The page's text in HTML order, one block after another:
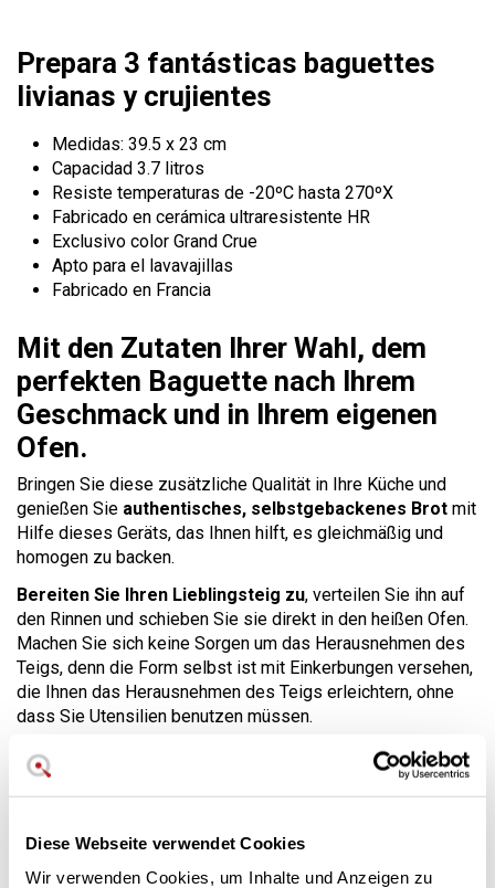
Diese Webseite verwendet Cookies
Wir verwenden Cookies, um Inhalte und Anzeigen zu
Prepara 3 fantásticas baguettes
livianas y crujientes
Medidas: 39.5 x 23 cm
Capacidad 3.7 litros
Resiste temperaturas de -20ºC hasta 270ºX
Fabricado en cerámica ultraresistente HR
Exclusivo color Grand Crue
Apto para el lavavajillas
Fabricado en Francia
Mit den Zutaten Ihrer Wahl, dem
perfekten Baguette nach Ihrem
Geschmack und in Ihrem eigenen
Ofen.
Bringen Sie diese zusätzliche Qualität in Ihre Küche und
genießen Sie authentisches, selbstgebackenes Brot mit
Hilfe dieses Geräts, das Ihnen hilft, es gleichmäßig und
homogen zu backen.
Bereiten Sie Ihren Lieblingsteig zu, verteilen Sie ihn auf
den Rinnen und schieben Sie sie direkt in den heißen Ofen.
Machen Sie sich keine Sorgen um das Herausnehmen des
Teigs, denn die Form selbst ist mit Einkerbungen versehen,
die Ihnen das Herausnehmen des Teigs erleichtern, ohne
dass Sie Utensilien benutzen müssen.
Der Deckel ist so konzipiert, dass er die nötige
Feuchtigkeit
, während die
Löcher das im Teig enthaltene Kohlendioxid entweichen
Außenschicht entsteht.